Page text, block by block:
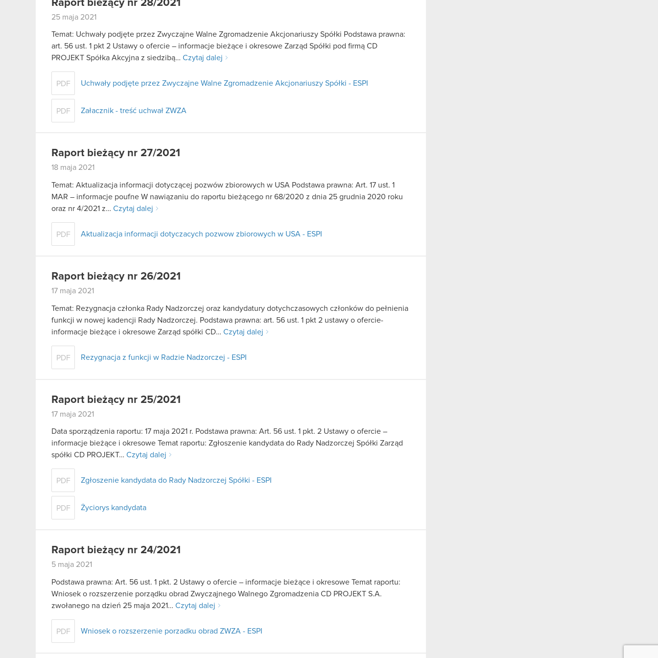
Raport bieżący nr 28/2021
25 maja 2021
Temat: Uchwały podjęte przez Zwyczajne Walne Zgromadzenie Akcjonariuszy Spółki Podstawa prawna:
art. 56 ust. 1 pkt 2 Ustawy o ofercie – informacje bieżące i okresowe Zarząd Spółki pod firmą CD
PROJEKT Spółka Akcyjna z siedzibą… Czytaj dalej
PDF Uchwały podjęte przez Zwyczajne Walne Zgromadzenie Akcjonariuszy Spółki - ESPI
PDF Załacznik - treść uchwał ZWZA
Raport bieżący nr 27/2021
18 maja 2021
Temat: Aktualizacja informacji dotyczącej pozwów zbiorowych w USA Podstawa prawna: Art. 17 ust. 1
MAR – informacje poufne W nawiązaniu do raportu bieżącego nr 68/2020 z dnia 25 grudnia 2020 roku
oraz nr 4/2021 z… Czytaj dalej
PDF Aktualizacja informacji dotyczacych pozwow zbiorowych w USA - ESPI
Raport bieżący nr 26/2021
17 maja 2021
Temat: Rezygnacja członka Rady Nadzorczej oraz kandydatury dotychczasowych członków do pełnienia
funkcji w nowej kadencji Rady Nadzorczej. Podstawa prawna: art. 56 ust. 1 pkt 2 ustawy o ofercie-
informacje bieżące i okresowe Zarząd spółki CD… Czytaj dalej
PDF Rezygnacja z funkcji w Radzie Nadzorczej - ESPI
Raport bieżący nr 25/2021
17 maja 2021
Data sporządzenia raportu: 17 maja 2021 r. Podstawa prawna: Art. 56 ust. 1 pkt. 2 Ustawy o ofercie –
informacje bieżące i okresowe Temat raportu: Zgłoszenie kandydata do Rady Nadzorczej Spółki Zarząd
spółki CD PROJEKT… Czytaj dalej
PDF Zgłoszenie kandydata do Rady Nadzorczej Spółki - ESPI
PDF Życiorys kandydata
Raport bieżący nr 24/2021
5 maja 2021
Podstawa prawna: Art. 56 ust. 1 pkt. 2 Ustawy o ofercie – informacje bieżące i okresowe Temat raportu:
Wniosek o rozszerzenie porządku obrad Zwyczajnego Walnego Zgromadzenia CD PROJEKT S.A.
zwołanego na dzień 25 maja 2021… Czytaj dalej
PDF Wniosek o rozszerzenie porzadku obrad ZWZA - ESPI